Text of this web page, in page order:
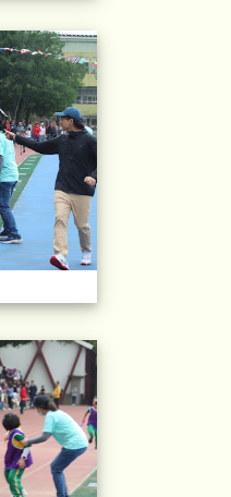
2025運動會相片
2025運動會相片